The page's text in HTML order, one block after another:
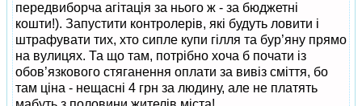
передвиборча агітація за нього ж - за бюджетні
кошти!). Запустити контролерів, які будуть ловити і
штрафувати тих, хто сипле купи гілля та бур’яну прямо
на вулицях. Та що там, потрібно хоча б почати із
обов’язкового стяганення оплати за вивіз сміття, бо
там ціна - нещасні 4 грн за людину, але не платять